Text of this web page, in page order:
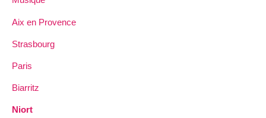
Aix en Provence
Strasbourg
Paris
Biarritz
Niort